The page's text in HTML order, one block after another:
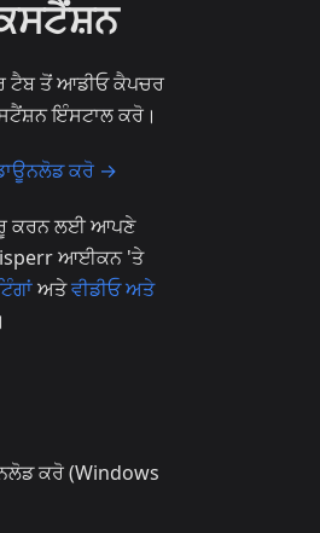
ਟੈਬ ਤੋਂ ਆਡੀਓ ਕੈਪਚਰ
ਇੰਸਟਾਲ ਕਰੋ।
ਕਰੋ →
ਕਰਨ ਲਈ ਆਪਣੇ
ਆਈਕਨ 'ਤੇ
ਅਤੇਵੀਡੀਓ ਅਤੇ
ਕਰੋ (Windows